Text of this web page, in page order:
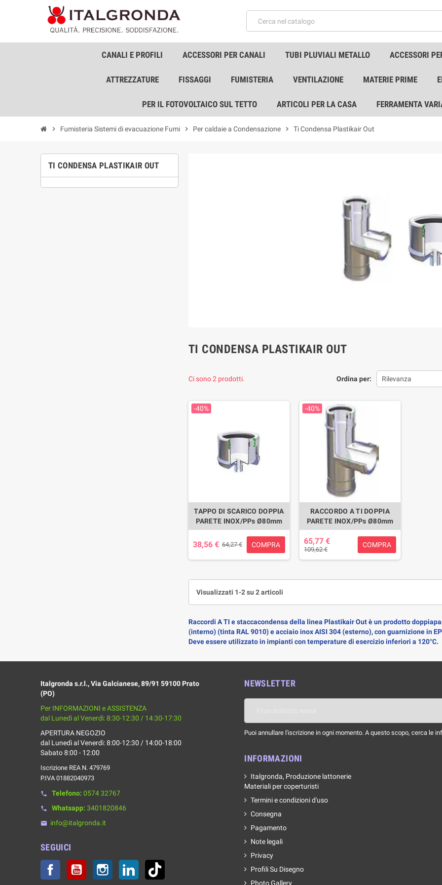
CANALI E PROFILI ACCESSORI PER CANALI TUBI PLUVIALI METALLO ACCESSORI
ATTREZZATURE FISSAGGI FUMISTERIA VENTILAZIONE MATERIE PRIME
PER IL FOTOVOLTAICO SUL TETTO ARTICOLI PER LA CASA FERRAMENTA
chevron_right Fumisteria Sistemi di evacuazione Fumi chevron_right Per caldaie a Condensazione chevron_right Ti Condensa Plastikair Out
TI CONDENSA PLASTIKAIR OUT
TI CONDENSA PLASTIKAIR OUT
Ordina per: Rilevanza
Ci sono 2 prodotti.
-40%
TAPPO DI SCARICO DOPPIA
PARETE INOX/PPs Ø80mm
38,56 € 64,27 € COMPRA
-40%
RACCORDO A TI DOPPIA
PARETE INOX/PPs Ø80mm
65,77 €
109,62 €
COMPRA
Visualizzati 1-2 su 2 articoli
Raccordi A TI e staccacondensa della linea Plastikair Out è un prodotto
(interno) (tinta RAL 9010) e acciaio inox AISI 304 (esterno), con guarnizione in
Deve essere utilizzato in impianti con temperature di esercizio inferiori a 120°C.
Italgronda s.r.l., Via Galcianese, 89/91 59100 Prato
(PO)
Per INFORMAZIONI e ASSISTENZA
dal Lunedì al Venerdì: 8:30-12:30 / 14:30-17:30
APERTURA NEGOZIO
dal Lunedì al Venerdì: 8:00-12:30 / 14:00-18:00
Sabato 8:00 - 12:00
Iscrizione REA N. 479769
P.IVA 01882040973
phone Telefono: 0574 32767
phone Whatsapp: 3401820846
email info@italgronda.it
SEGUICI
Facebook YouTube Instagram LinkedIn
NEWSLETTER
Puoi annullare l'iscrizione in ogni momento. A questo scopo, cerca le
INFORMAZIONI
Italgronda, Produzione lattonerie
Materiali per coperturisti
Termini e condizioni d'uso
Consegna
Pagamento
Note legali
Privacy
Profili Su Disegno
Photo Gallery